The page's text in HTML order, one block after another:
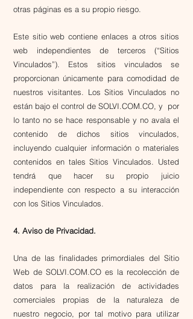
otras páginas es a su propio riesgo.
Este sitio web contiene enlaces a otros sitios
web independientes de terceros (“Sitios
Vinculados”). Estos sitios vinculados se
proporcionan únicamente para comodidad de
nuestros visitantes. Los Sitios Vinculados no
están bajo el control de SOLVI.COM.CO, y por
lo tanto no se hace responsable y no avala el
contenido de dichos sitios vinculados,
incluyendo cualquier información o materiales
contenidos en tales Sitios Vinculados. Usted
tendrá que hacer su propio juicio
independiente con respecto a su interacción
con los Sitios Vinculados.
4. Aviso de Privacidad.
Una de las finalidades primordiales del Sitio
Web de SOLVI.COM.CO es la recolección de
datos para la realización de actividades
comerciales propias de la naturaleza de
nuestro negocio, por tal motivo para utilizar